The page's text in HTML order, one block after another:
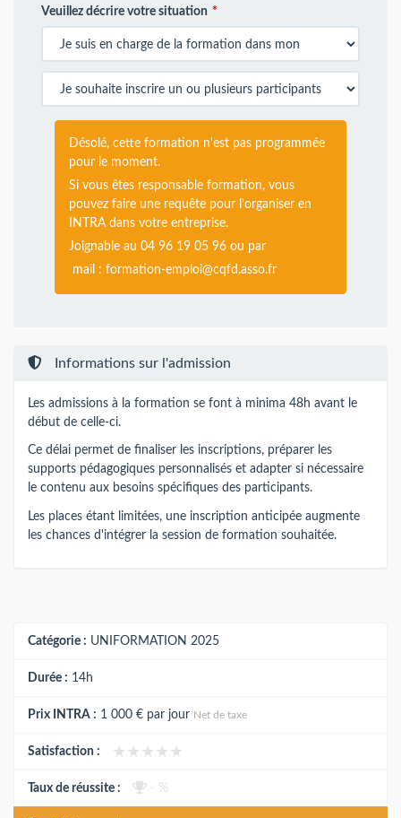
Veuillez décrire votre situation
Désolé, cette formation n'est pas programmée
pour le moment.
Si vous êtes responsable formation, vous
pouvez faire une requête pour l'organiser en
INTRA dans votre entreprise.
Joignable au 04 96 19 05 96 ou par
mail : formation-emploi@cqfd.asso.fr
Informations sur l'admission
Les admissions à la formation se font à minima 48h avant le
début de celle-ci.
Ce délai permet de finaliser les inscriptions, préparer les
supports pédagogiques personnalisés et adapter si nécessaire
le contenu aux besoins spécifiques des participants.
Les places étant limitées, une inscription anticipée augmente
les chances d'intégrer la session de formation souhaitée.
Catégorie : UNIFORMATION 2025
Durée : 14h
Prix INTRA : 1 000 € par jour Net de taxe
Satisfaction : ★★★★★
★★★★★
Taux de réussite : - %